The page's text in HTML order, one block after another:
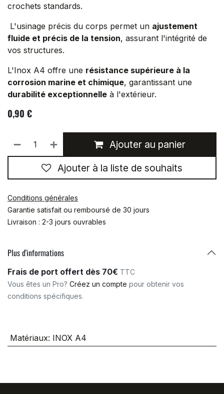
crochets standards.
L'usinage précis du corps permet un ajustement
fluide et précis de la tension, assurant l'intégrité de
vos structures.
L'Inox A4 offre une résistance supérieure à la
corrosion marine et chimique, garantissant une
durabilité exceptionnelle à l'extérieur.
0,90 €
Ajouter au panier
Ajouter à la liste de souhaits
Conditions générales
Garantie satisfait ou remboursé de 30 jours
Livraison : 2-3 jours ouvrables
Plus d'informations
Frais de port offert dès 70€ TTC
Vous êtes un Pro? Créez un compte pour obtenir vos
conditions spécifiques.
Matériaux: INOX A4